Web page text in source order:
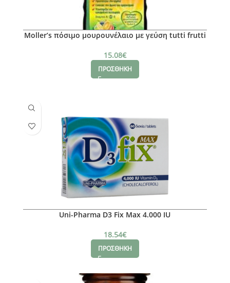
Moller’s πόσιμο μουρουνέλαιο με γεύση tutti frutti
15.08€
ΠΡΟΣΘΗΚΗ
Uni-Pharma D3 Fix Max 4.000 IU
18.54€
ΠΡΟΣΘΗΚΗ